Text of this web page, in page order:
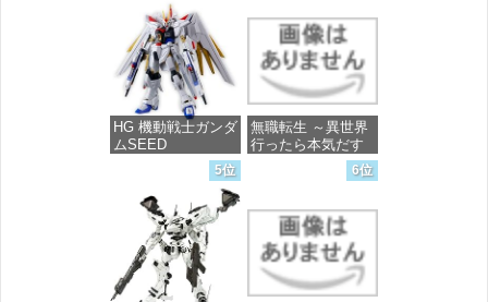
完成品フィギュア
価格：¥13,756
HG 機動戦士ガンダ
ムSEED
FREEDOM マイテ
ィーストライクフ
リーダムガンダム
1/144スケール 色分
け済みプラモデル
価格：¥4,800
無職転生 ～異世界
行ったら本気だす
～ 20 (MFコミック
ス フラッパーシ
価格：¥748
5位 6位